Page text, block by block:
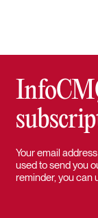
Your email
used to send you
reminder, you can